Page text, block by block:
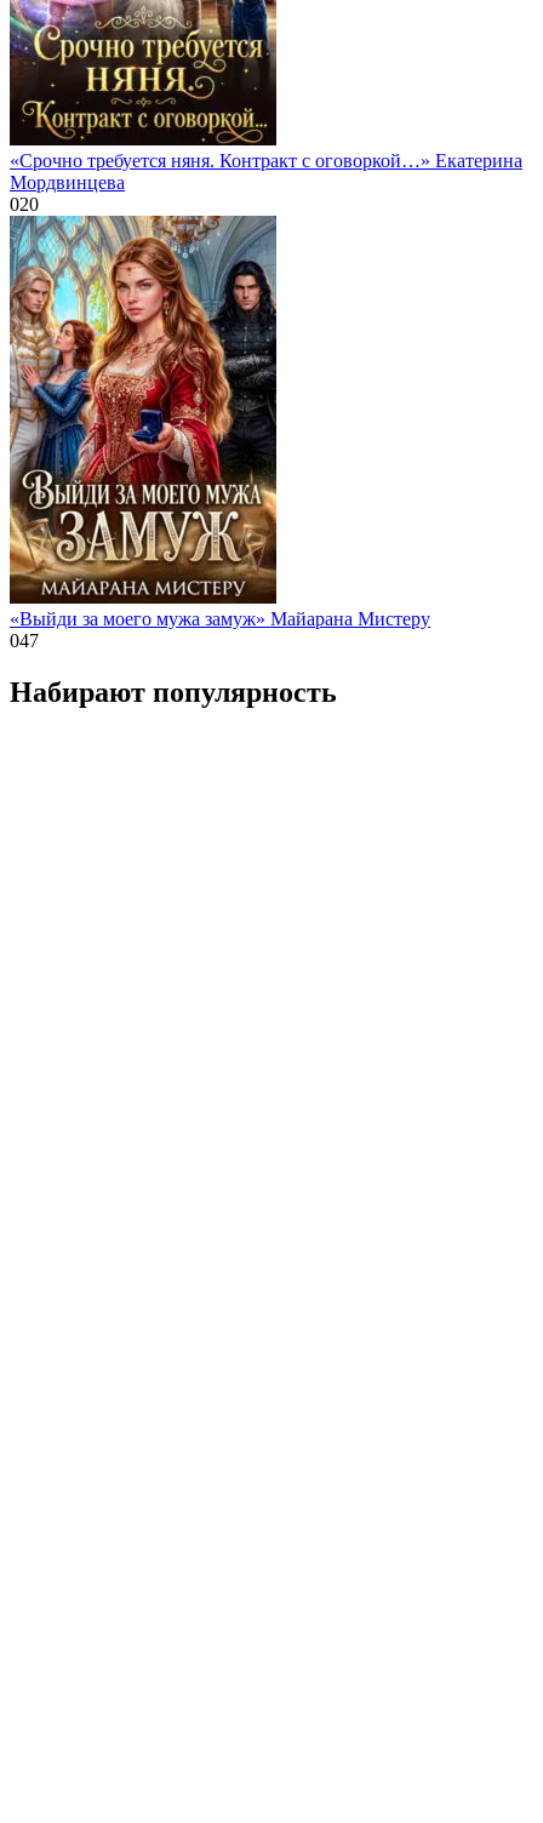
«Срочно требуется няня. Контракт с оговоркой…» Екатерина
Мордвинцева
020
«Выйди за моего мужа замуж» Майарана Мистеру
047
Набирают популярность